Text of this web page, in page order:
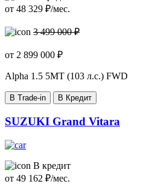
от 48 329 ₽/мес.
3 499 000 ₽
от 2 899 000 ₽
Alpha 1.5 5MT (103 л.с.) FWD
В Trade-in В Кредит
SUZUKI Grand Vitara
В кредит
от 49 162 ₽/мес.